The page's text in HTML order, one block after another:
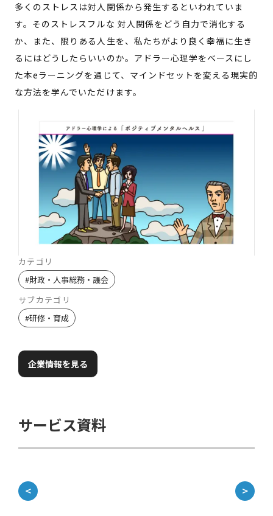
多くのストレスは対人関係から発生するといわれていま
す。そのストレスフルな 対人関係をどう自力で消化する
か、また、限りある人生を、私たちがより良く幸福に生き
るにはどうしたらいいのか。アドラー心理学をベースにし
た本eラーニングを通じて、マインドセットを変える現実的
な方法を学んでいただけます。
カテゴリ
#財政・人事総務・議会
サブカテゴリ
#研修・育成
企業情報を見る
サービス資料
＜ ＞